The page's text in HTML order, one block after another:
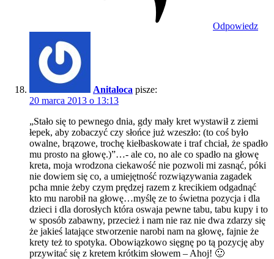
Odpowiedz
Anitaloca pisze:
20 marca 2013 o 13:13
„Stało się to pewnego dnia, gdy mały kret wystawił z ziemi
łepek, aby zobaczyć czy słońce już wzeszło: (to coś było
owalne, brązowe, trochę kiełbaskowate i traf chciał, że spadło
mu prosto na głowę.)”…- ale co, no ale co spadło na głowę
kreta, moja wrodzona ciekawość nie pozwoli mi zasnąć, póki
nie dowiem się co, a umiejętność rozwiązywania zagadek
pcha mnie żeby czym prędzej razem z krecikiem odgadnąć
kto mu narobił na głowę…myślę ze to świetna pozycja i dla
dzieci i dla dorosłych która oswaja pewne tabu, tabu kupy i to
w sposób zabawny, przecież i nam nie raz nie dwa zdarzy się
że jakieś latające stworzenie narobi nam na głowę, fajnie że
krety też to spotyka. Obowiązkowo sięgnę po tą pozycję aby
przywitać się z kretem krótkim słowem – Ahoj! 🙂